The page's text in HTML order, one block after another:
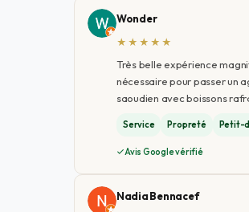
Wonder
★★★★★
Très belle expérience
nécessaire pour passer un
saoudien avec boissons
Service Propreté Petit-
Avis Google vérifié
Nadia Bennacef